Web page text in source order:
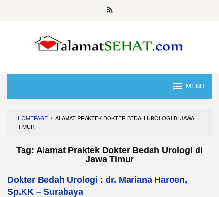
MENU
HOMEPAGE / ALAMAT PRAKTEK DOKTER BEDAH UROLOGI DI JAWA
TIMUR
Tag: Alamat Praktek Dokter Bedah Urologi di
Jawa Timur
Dokter Bedah Urologi : dr. Mariana Haroen,
Sp.KK – Surabaya